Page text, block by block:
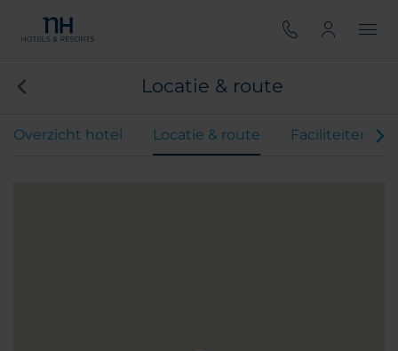
Locatie & route
Overzicht hotel Locatie & route Faciliteiten